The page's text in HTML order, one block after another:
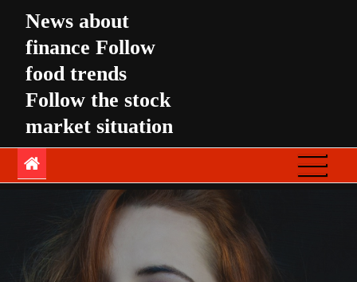
content
News about
finance Follow
food trends
Follow the stock
market situation